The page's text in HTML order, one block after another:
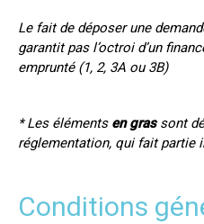
Le fait de déposer une
garantit pas l’octroi d’un
emprunté (1, 2, 3A ou 3B)
* Les éléments en gras sont
réglementation, qui fait partie
Anchor : Admissibilité
Conditions